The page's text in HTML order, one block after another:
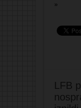
»
LFB